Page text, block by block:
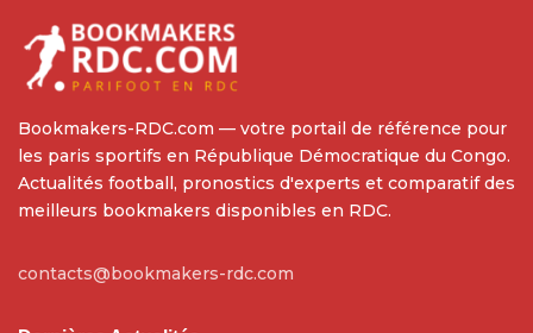
Bookmakers-RDC.com — votre portail de référence pour
les paris sportifs en République Démocratique du Congo.
Actualités football, pronostics d'experts et comparatif des
meilleurs bookmakers disponibles en RDC.
contacts@bookmakers-rdc.com